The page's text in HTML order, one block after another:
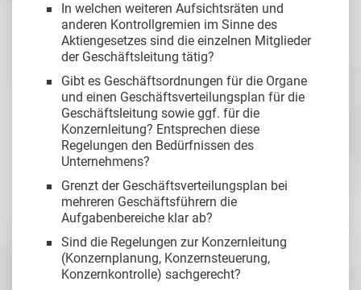
In welchen weiteren Aufsichtsräten und
anderen Kontrollgremien im Sinne des
Aktiengesetzes sind die einzelnen Mitglieder
der Geschäftsleitung tätig?
Gibt es Geschäftsordnungen für die Organe
und einen Geschäftsverteilungsplan für die
Geschäftsleitung sowie ggf. für die
Konzernleitung? Entsprechen diese
Regelungen den Bedürfnissen des
Unternehmens?
Grenzt der Geschäftsverteilungsplan bei
mehreren Geschäftsführern die
Aufgabenbereiche klar ab?
Sind die Regelungen zur Konzernleitung
(Konzernplanung, Konzernsteuerung,
Konzernkontrolle) sachgerecht?